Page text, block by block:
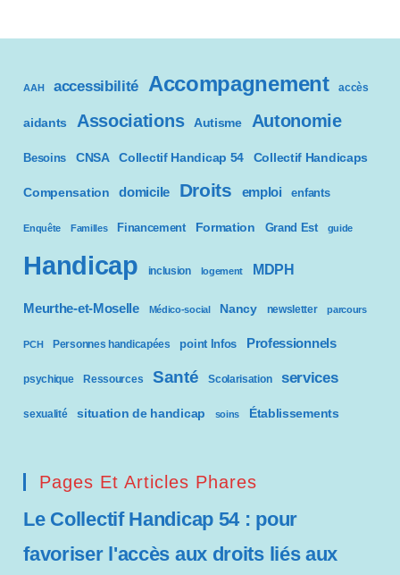
AAH accessibilité Accompagnement accès
aidants Associations Autisme Autonomie
Besoins CNSA Collectif Handicap 54 Collectif Handicaps
Compensation domicile Droits emploi enfants
Enquête Familles Financement Formation Grand Est guide
Handicap inclusion logement MDPH
Meurthe-et-Moselle Médico-social Nancy newsletter parcours
PCH Personnes handicapées point Infos Professionnels
psychique Ressources Santé Scolarisation services
sexualité situation de handicap soins Établissements
Pages Et Articles Phares
Le Collectif Handicap 54 : pour
favoriser l'accès aux droits liés aux